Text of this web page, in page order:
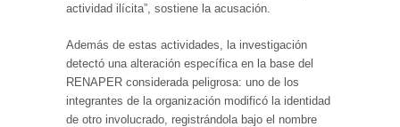
actividad ilícita”, sostiene la acusación.
Además de estas actividades, la investigación
detectó una alteración específica en la base del
RENAPER considerada peligrosa: uno de los
integrantes de la organización modificó la identidad
de otro involucrado, registrándola bajo el nombre